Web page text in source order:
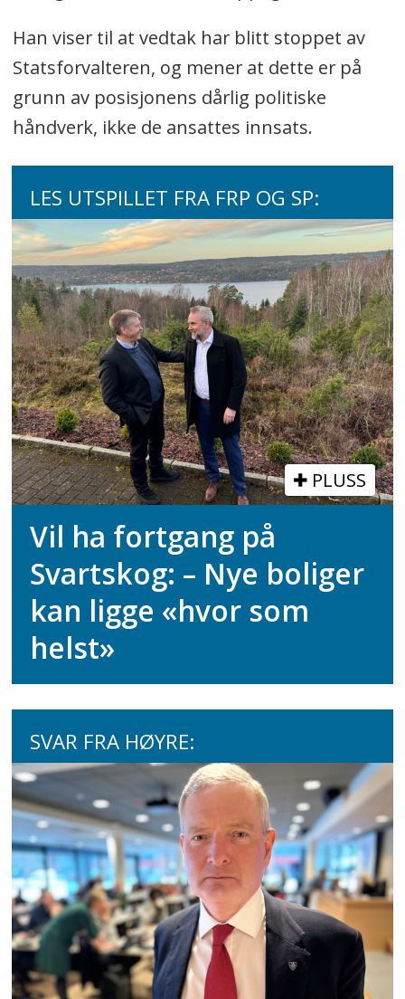
Han viser til at vedtak har blitt stoppet av
Statsforvalteren, og mener at dette er på
grunn av posisjonens dårlig politiske
håndverk, ikke de ansattes innsats.
LES UTSPILLET FRA FRP OG SP:
PLUSS
Vil ha fortgang på
Svartskog: – Nye boliger
kan ligge «hvor som
helst»
SVAR FRA HØYRE: